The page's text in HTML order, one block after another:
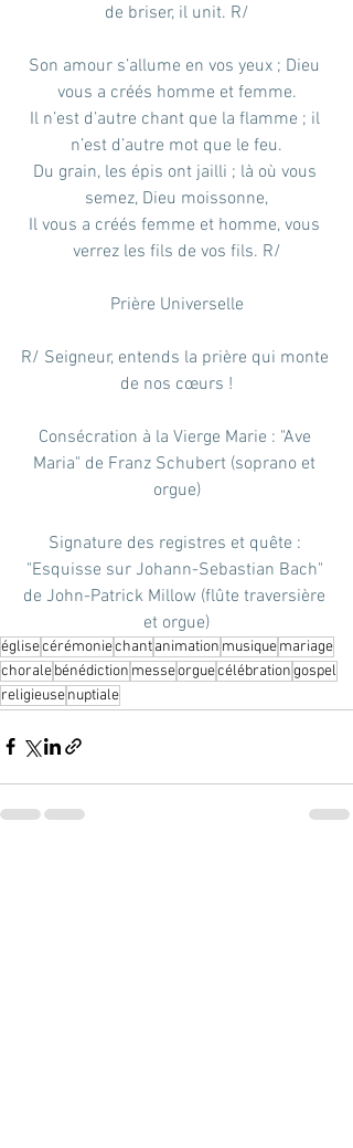
de briser, il unit. R/
Son amour s’allume en vos yeux ; Dieu
vous a créés homme et femme.
Il n’est d’autre chant que la flamme ; il
n’est d’autre mot que le feu.
Du grain, les épis ont jailli ; là où vous
semez, Dieu moissonne,
Il vous a créés femme et homme, vous
verrez les fils de vos fils. R/
Prière Universelle
R/ Seigneur, entends la prière qui monte
de nos cœurs !
Consécration à la Vierge Marie : "Ave
Maria" de Franz Schubert (soprano et
orgue)
Signature des registres et quête :
"Esquisse sur Johann-Sebastian Bach"
de John-Patrick Millow (flûte traversière
et orgue)
églisecérémoniechantanimation musiquemariage
choralebénédiction messeorguecélébrationgospel
religieusenuptiale